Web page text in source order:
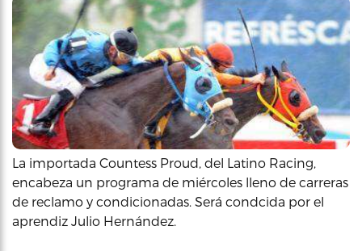
La importada Countess Proud, del Latino Racing,
encabeza un programa de miércoles lleno de carreras
de reclamo y condicionadas. Será condcida por el
aprendiz Julio Hernández.